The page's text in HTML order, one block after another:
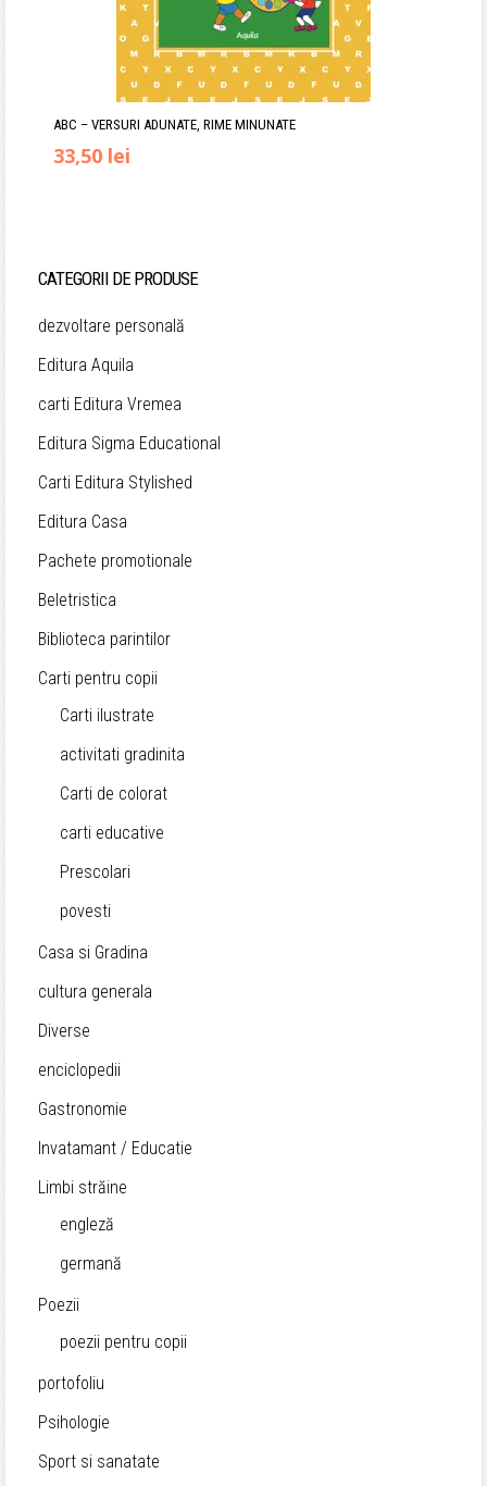
ABC – VERSURI ADUNATE, RIME MINUNATE
Prețul
fost:
33,50 lei
33,50 lei.
CATEGORII DE PRODUSE
dezvoltare personală
Editura Aquila
carti Editura Vremea
Editura Sigma Educational
Carti Editura Stylished
Editura Casa
Pachete promotionale
Beletristica
Biblioteca parintilor
Carti pentru copii
Carti ilustrate
activitati gradinita
Carti de colorat
carti educative
Prescolari
povesti
Casa si Gradina
cultura generala
Diverse
enciclopedii
Gastronomie
Invatamant / Educatie
Limbi străine
engleză
germană
Poezii
poezii pentru copii
portofoliu
Psihologie
Sport si sanatate